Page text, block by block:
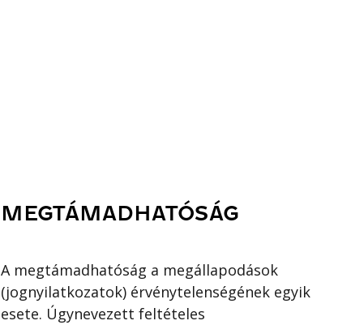
MEGTÁMADHATÓSÁG
A megtámadhatóság a megállapodások
(jognyilatkozatok) érvénytelenségének egyik
esete. Úgynevezett feltételes